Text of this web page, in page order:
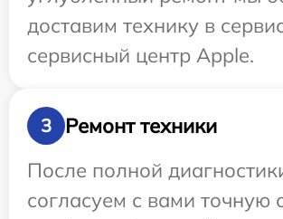
доставим технику в
сервисный центр Apple.
3
Ремонт техники
После полной
согласуем с вами точную